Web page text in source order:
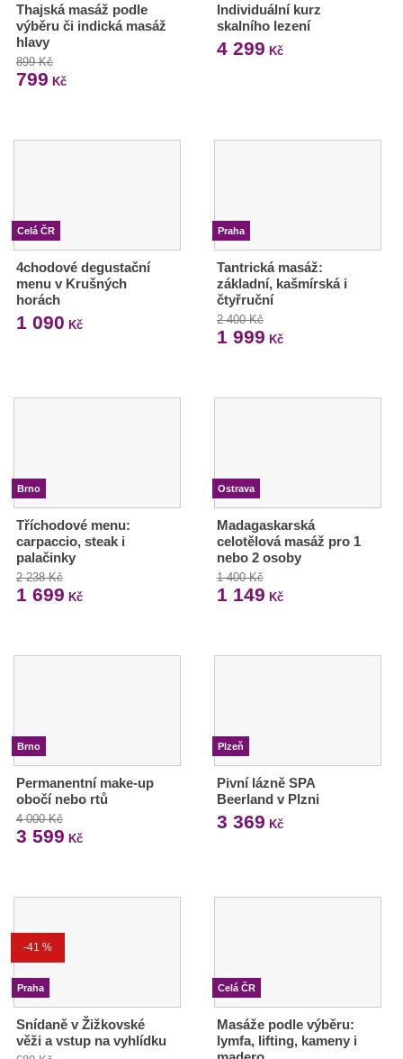
Thajská masáž podle
výběru či indická masáž
hlavy
899 Kč
799 Kč
Individuální kurz
skalního lezení
4 299 Kč
Celá ČR
4chodové degustační
menu v Krušných
horách
1 090 Kč
Praha
Tantrická masáž:
základní, kašmírská i
čtyřruční
2 400 Kč
1 999 Kč
Brno
Tříchodové menu:
carpaccio, steak i
palačinky
2 238 Kč
1 699 Kč
Ostrava
Madagaskarská
celotělová masáž pro 1
nebo 2 osoby
1 400 Kč
1 149 Kč
Brno
Permanentní make-up
obočí nebo rtů
4 000 Kč
3 599 Kč
Plzeň
Pivní lázně SPA
Beerland v Plzni
3 369 Kč
-41 %
Praha
Snídaně v Žižkovské
věži a vstup na vyhlídku
Celá ČR
Masáže podle výběru:
lymfa, lifting, kameny i